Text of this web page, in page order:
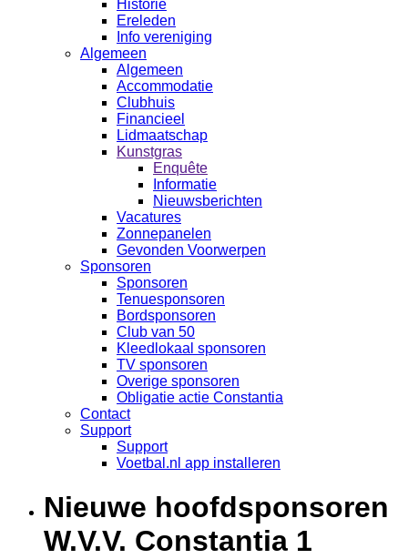
Historie
Ereleden
Info vereniging
Algemeen
Algemeen
Accommodatie
Clubhuis
Financieel
Lidmaatschap
Kunstgras
Enquête
Informatie
Nieuwsberichten
Vacatures
Zonnepanelen
Gevonden Voorwerpen
Sponsoren
Sponsoren
Tenuesponsoren
Bordsponsoren
Club van 50
Kleedlokaal sponsoren
TV sponsoren
Overige sponsoren
Obligatie actie Constantia
Contact
Support
Support
Voetbal.nl app installeren
Nieuwe hoofdsponsoren
W.V.V. Constantia 1